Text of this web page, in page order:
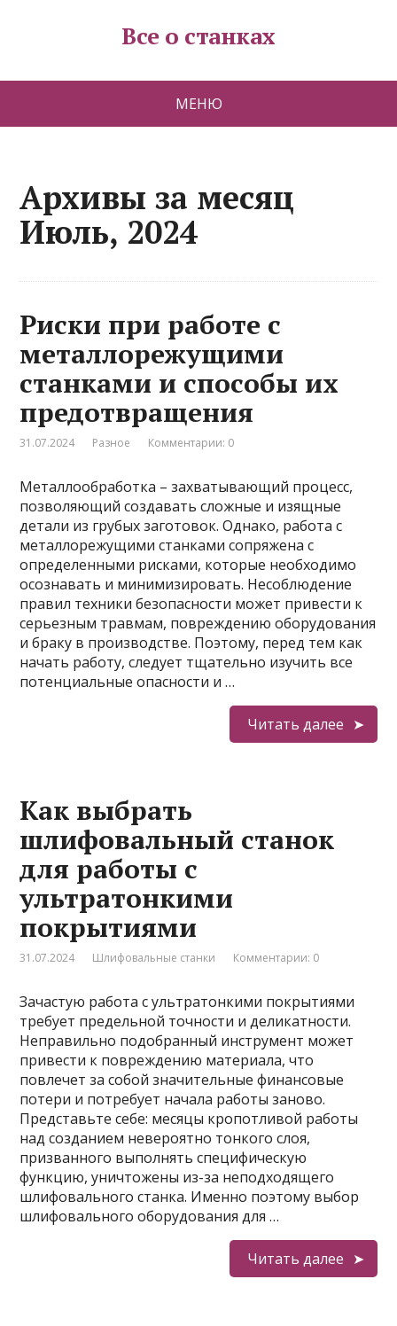
Все о станках
МЕНЮ
Архивы за месяц
Июль, 2024
Риски при работе с
металлорежущими
станками и способы их
предотвращения
31.07.2024 Разное Комментарии: 0
Металлообработка – захватывающий процесс,
позволяющий создавать сложные и изящные
детали из грубых заготовок. Однако, работа с
металлорежущими станками сопряжена с
определенными рисками, которые необходимо
осознавать и минимизировать. Несоблюдение
правил техники безопасности может привести к
серьезным травмам, повреждению оборудования
и браку в производстве. Поэтому, перед тем как
начать работу, следует тщательно изучить все
потенциальные опасности и …
Читать далее
Как выбрать
шлифовальный станок
для работы с
ультратонкими
покрытиями
31.07.2024 Шлифовальные станки Комментарии: 0
Зачастую работа с ультратонкими покрытиями
требует предельной точности и деликатности.
Неправильно подобранный инструмент может
привести к повреждению материала, что
повлечет за собой значительные финансовые
потери и потребует начала работы заново.
Представьте себе: месяцы кропотливой работы
над созданием невероятно тонкого слоя,
призванного выполнять специфическую
функцию, уничтожены из-за неподходящего
шлифовального станка. Именно поэтому выбор
шлифовального оборудования для …
Читать далее